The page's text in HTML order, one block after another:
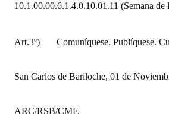
REFORMA DE LA CARTA ORGÁNICA
10.1.00.00.6.1.4.0.10.01.11 (Semana de
Art.3º) Comuníquese. Publíquese.
San Carlos de Bariloche, 01 de
ARC/RSB/CMF.